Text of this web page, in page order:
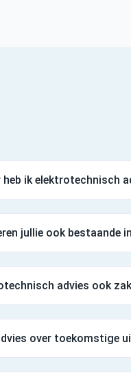
heb ik elektrotechnisch
jullie ook bestaande
advies ook
over toekomstige